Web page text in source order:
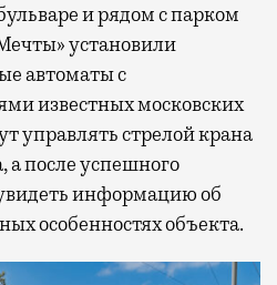
и рядом с парком
установили
автоматы с
известных московских
управлять стрелой крана
после успешного
информацию об
особенностях объекта.